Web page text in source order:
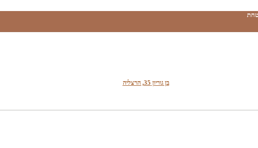
בן גוריון 35, הרצליה